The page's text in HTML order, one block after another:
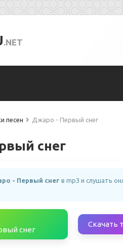
.NET
песен Джаро - Первый снег
снег
- Первый снег в mp3 и слушать
снег
Скачать